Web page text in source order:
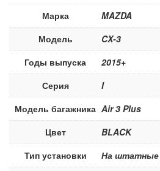
Марка
MAZDA
Модель
CX-3
Годы выпуска
2015+
Серия
I
Модель багажника Air 3 Plus
Цвет
BLACK
Тип установки
На штатные